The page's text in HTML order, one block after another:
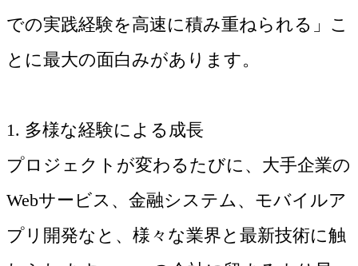
での実践経験を高速に積み重ねられる」こ
とに最大の面白みがあります。
1. 多様な経験による成長
プロジェクトが変わるたびに、大手企業の
Webサービス、金融システム、モバイルア
プリ開発なと、様々な業界と最新技術に触